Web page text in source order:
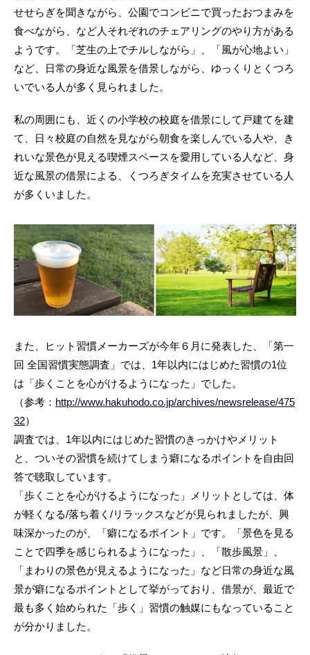
せせらぎを聞きながら、公園でコンビニで買ったおつまみを
食べながら、など人それぞれのチェアリングのやり方がある
ようです。「芝生の上でチルしながら」、「風が心地よい」
など、日常の身近な風景を借景しながら、ゆっくりとくつろ
いでいる人が多く見られました。
私の周囲にも、近くの小学校の校庭を借景にして戸建てを建
て、日々校庭の自然を見ながら朝食を楽しんでいる人や、き
れいな景色が見える喫煙スペースを愛用している人など、身
近な風景の借景による、くつろぎタイムを充実させている人
が多くいました。
また、ヒット習慣メーカーズが今年６月に発表した、「第一
回 全国習慣実態調査」では、1年以内にはじめた習慣の1位
は「歩くことを心がけるようになった」でした。
（参考： http://www.hakuhodo.co.jp/archives/newsrelease/475
32）
調査では、1年以内にはじめた習慣のきっかけやメリット
と、ついその習慣を続けてしまう癖になるポイントを自由回
答で聴取しています。
「歩くことを心がけるようになった」メリットとしては、体
が軽くなる/落ち着く/リラックスなどが見られましたが、興
味深かったのが、「癖になるポイント」です。「景色を見る
ことで四季を感じられるようになった」、「散歩風景」、
「まわりの景色が見えるようになった」など日常の身近な風
景が癖になるポイントとして挙がっており、借景が、最近で
最も多く始められた「歩く」習慣の触媒にもなっていること
が分かりました。